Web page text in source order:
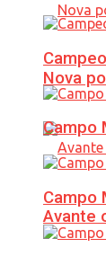
Nova
Avante
Campo
Campo